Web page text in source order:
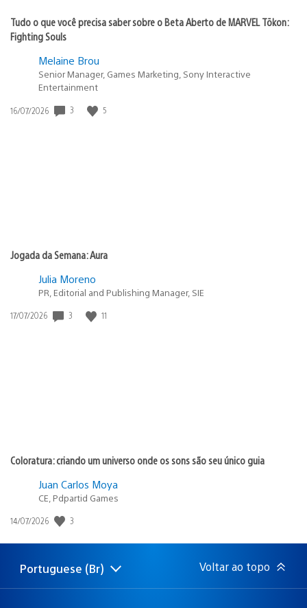
Tudo o que você precisa saber sobre o Beta Aberto de MARVEL Tōkon:
Fighting Souls
Melaine Brou
Senior Manager, Games Marketing, Sony Interactive
Entertainment
Data
16/07/2026 3 5
Jogada da Semana: Aura
Julia Moreno
PR, Editorial and Publishing Manager, SIE
Data
17/07/2026 3 11
Coloratura: criando um universo onde os sons são seu único guia
Juan Carlos Moya
CE, Pdpartid Games
Data
publicação:
14/07/2026 3
Selecione
uma
Região
atual:
Portuguese (Br) Voltar ao topo